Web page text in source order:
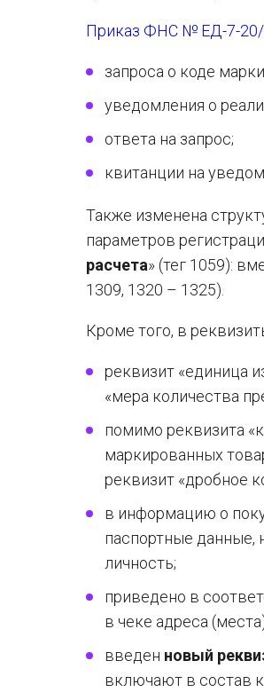
Приказ ФНС № ЕД-7-
запроса о коде
уведомления о
ответа на запрос;
квитанции на
Также изменена
параметров
расчета» (тег 1059):
1309, 1320 – 1325).
Кроме того, в
реквизит «единица
«мера количества
помимо реквизита
маркированных
реквизит «дробное
в информацию о
паспортные данные,
личность;
приведено в
в чеке адреса
введен новый
включают в состав